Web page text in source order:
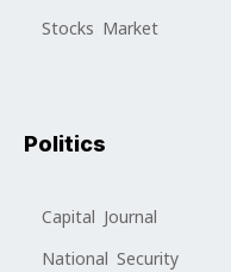
Stocks Market
Politics
Capital Journal
National Security